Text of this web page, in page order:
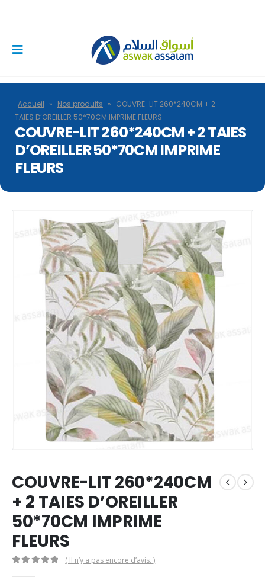
Accueil » Nos produits » COUVRE-LIT 260*240CM + 2
TAIES D’OREILLER 50*70CM IMPRIME FLEURS
COUVRE-LIT 260*240CM + 2 TAIES
D’OREILLER 50*70CM IMPRIME
FLEURS
COUVRE-LIT 260*240CM
+ 2 TAIES D’OREILLER
50*70CM IMPRIME
FLEURS
( Il n’y a pas encore d’avis. )